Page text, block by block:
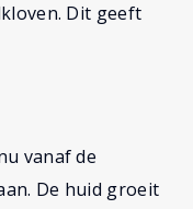
Dit geeft
vanaf de
De huid groeit